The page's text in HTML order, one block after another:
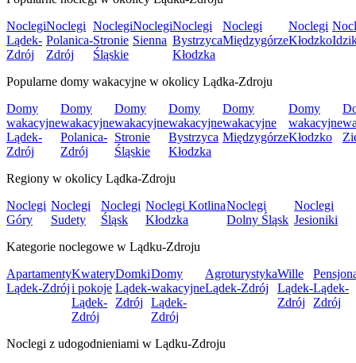
Noclegi
Lądek-
Zdrój
Noclegi
Polanica-
Zdrój
Noclegi
Stronie
Śląskie
Noclegi
Sienna
Noclegi
Bystrzyca
Kłodzka
Noclegi
Międzygórze
Noclegi
Kłodzko
Popularne domy wakacyjne w okolicy Lądka-Zdroju
Domy
wakacyjne
Lądek-
Zdrój
Domy
wakacyjne
Polanica-
Zdrój
Domy
wakacyjne
Stronie
Śląskie
Domy
wakacyjne
Bystrzyca
Kłodzka
Domy
wakacyjne
Międzygórze
Domy
wakacyjne
Kłodzko
Regiony w okolicy Lądka-Zdroju
Noclegi
Góry
Noclegi
Sudety
Noclegi
Śląsk
Noclegi Kotlina
Kłodzka
Noclegi
Dolny Śląsk
Noclegi
Jesioniki
Kategorie noclegowe w Lądku-Zdroju
Apartamenty
Lądek-Zdrój
Kwatery
i pokoje
Lądek-
Zdrój
Domki
Lądek-
Zdrój
Domy
wakacyjne
Lądek-
Zdrój
Agroturystyka
Lądek-Zdrój
Wille
Lądek-
Zdrój
Lądek-
Zdrój
Noclegi z udogodnieniami w Lądku-Zdroju